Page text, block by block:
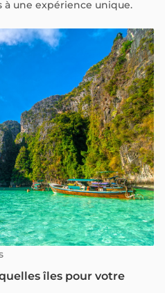
à une expérience unique.
îles pour votre